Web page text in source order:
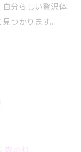
分らしい贅沢体
つかります。